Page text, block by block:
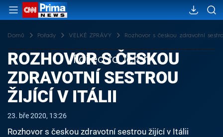
Domů Pořady VELKÉ ZPRÁVY Rozhovor s českou zdravotní
Failed to fetch
ROZHOVOR S ČESKOU
ZDRAVOTNÍ SESTROU
ŽIJÍCÍ V ITÁLII
23. bře 2020, 13:26
Rozhovor s českou zdravotní sestrou žijící v Itálii